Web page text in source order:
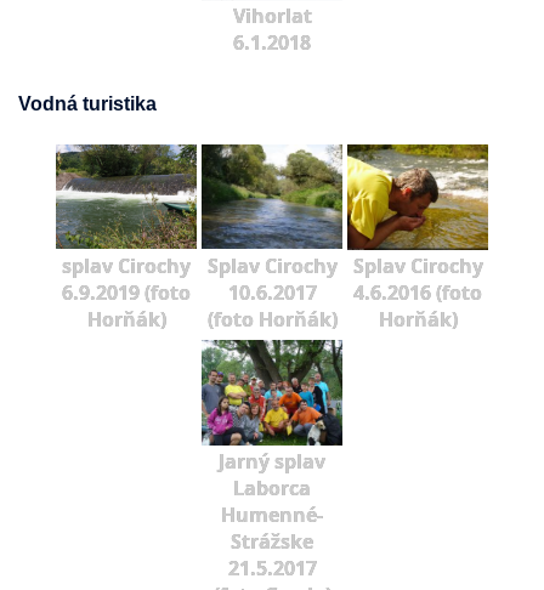
Vihorlat
6.1.2018
Vodná turistika
splav Cirochy
6.9.2019 (foto
Horňák)
Splav Cirochy
10.6.2017
(foto Horňák)
Splav Cirochy
4.6.2016 (foto
Horňák)
Jarný splav
Laborca
Humenné-
Strážske
21.5.2017